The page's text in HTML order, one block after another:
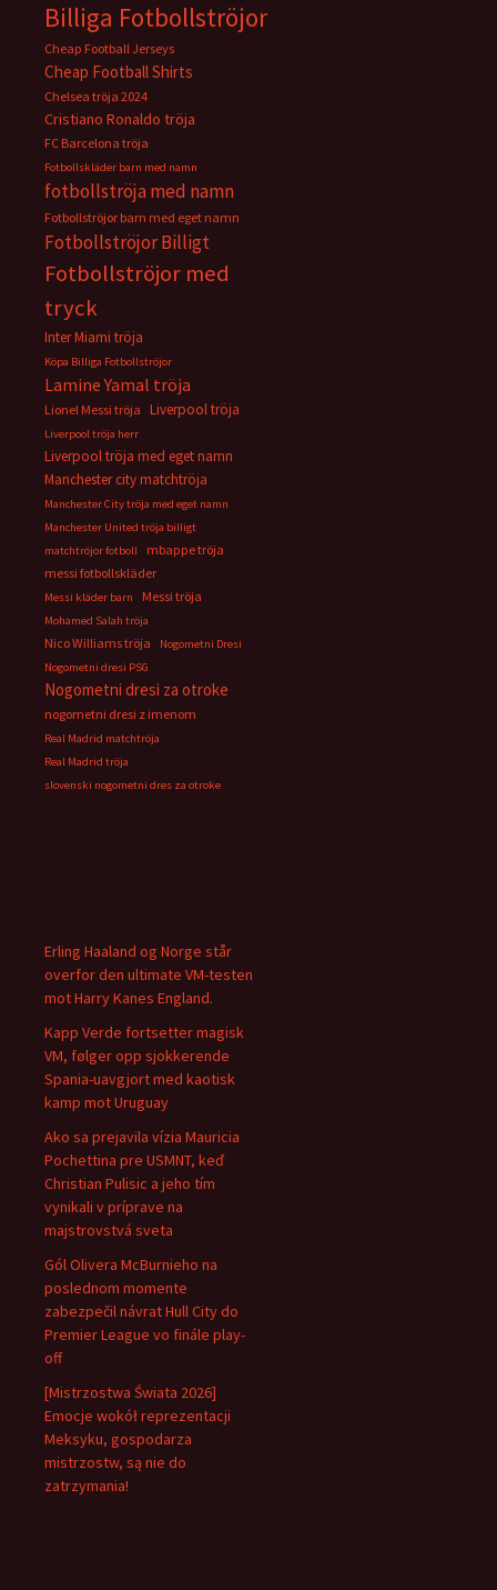
Billiga Fotbollströjor
Cheap Football Jerseys
Cheap Football Shirts
Chelsea tröja 2024
Cristiano Ronaldo tröja
FC Barcelona tröja
Fotbollskläder barn med namn
fotbollströja med namn
Fotbollströjor barn med eget namn
Fotbollströjor Billigt
Fotbollströjor med
tryck
Inter Miami tröja
Köpa Billiga Fotbollströjor
Lamine Yamal tröja
Lionel Messi tröja Liverpool tröja
Liverpool tröja herr
Liverpool tröja med eget namn
Manchester city matchtröja
Manchester City tröja med eget namn
Manchester United tröja billigt
matchtröjor fotboll
mbappe tröja
messi fotbollskläder
Messi kläder barn Messi tröja
Mohamed Salah tröja
Nico Williams tröja
Nogometni Dresi
Nogometni dresi PSG
Nogometni dresi za otroke
nogometni dresi z imenom
Real Madrid matchtröja
Real Madrid tröja
slovenski nogometni dres za otroke
Erling Haaland og Norge står
overfor den ultimate VM-testen
mot Harry Kanes England.
Kapp Verde fortsetter magisk
VM, følger opp sjokkerende
Spania-uavgjort med kaotisk
kamp mot Uruguay
Ako sa prejavila vízia Mauricia
Pochettina pre USMNT, keď
Christian Pulisic a jeho tím
vynikali v príprave na
majstrovstvá sveta
Gól Olivera McBurnieho na
poslednom momente
zabezpečil návrat Hull City do
Premier League vo finále play-
off
[Mistrzostwa Świata 2026]
Emocje wokół reprezentacji
Meksyku, gospodarza
mistrzostw, są nie do
zatrzymania!